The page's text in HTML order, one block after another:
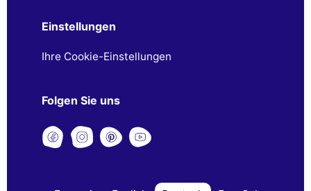
Einstellungen
Ihre Cookie-Einstellungen
Folgen Sie uns